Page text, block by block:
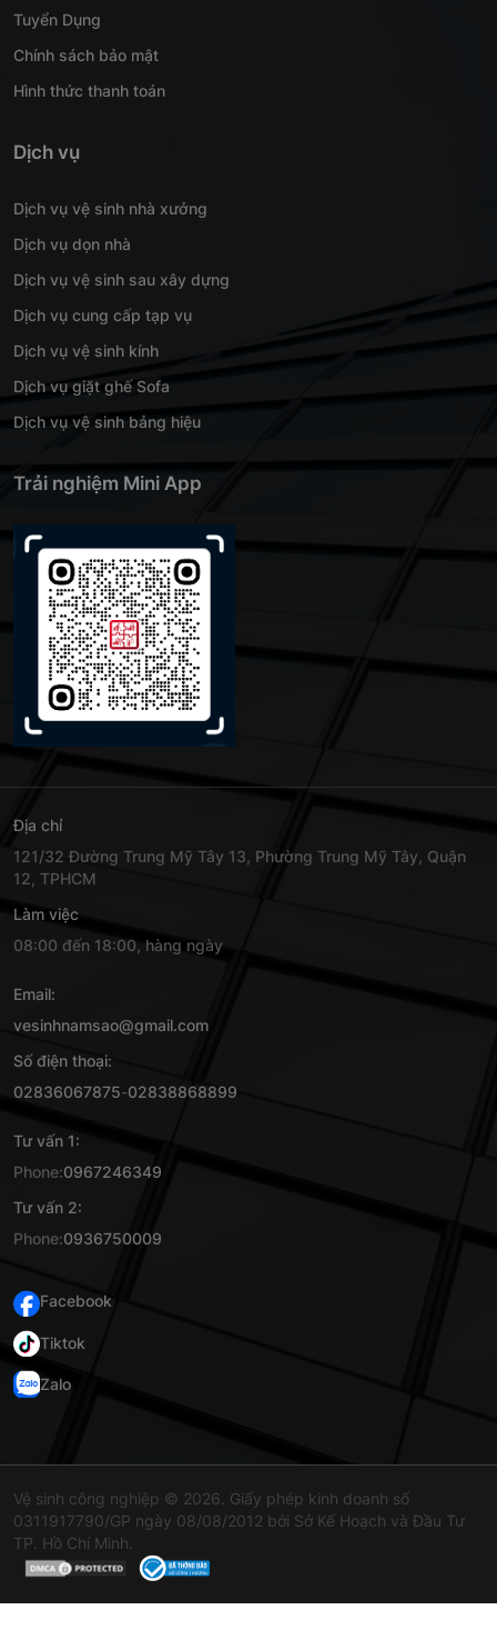
Tuyển Dụng
Chính sách bảo mật
Hình thức thanh toán
Dịch vụ
Dịch vụ vệ sinh nhà xưởng
Dịch vụ dọn nhà
Dịch vụ vệ sinh sau xây dựng
Dịch vụ cung cấp tạp vụ
Dịch vụ vệ sinh kính
Dịch vụ giặt ghế Sofa
Dịch vụ vệ sinh bảng hiệu
Trải nghiệm Mini App
Địa chỉ
121/32 Đường Trung Mỹ Tây 13, Phường Trung Mỹ Tây, Quận
12, TPHCM
Làm việc
08:00 đến 18:00, hàng ngày
Email:
vesinhnamsao@gmail.com
Số điện thoại:
02836067875-02838868899
Tư vấn 1:
Phone:0967246349
Tư vấn 2:
Phone:0936750009
Facebook
Tiktok
Zalo
Vệ sinh công nghiệp © 2026. Giấy phép kinh doanh số
0311917790/GP ngày 08/08/2012 bởi Sở Kế Hoạch và Đầu Tư
TP. Hồ Chí Minh.